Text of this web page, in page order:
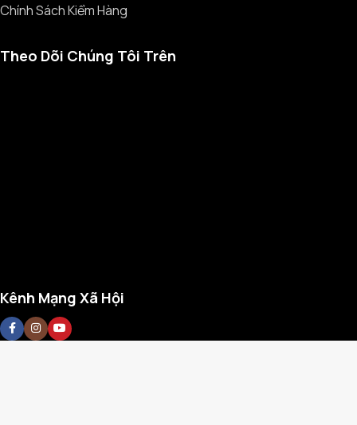
Chính Sách Kiểm Hàng
Theo Dõi Chúng Tôi Trên
Kênh Mạng Xã Hội